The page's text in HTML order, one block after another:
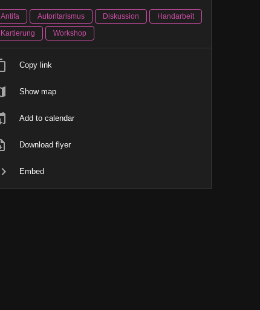
Antifa Autoritarismus Diskussion
Handarbeit
Kartierung
Workshop
Copy link
Show map
Add to calendar
Download flyer
Embed